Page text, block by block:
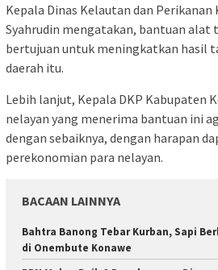
Kepala Dinas Kelautan dan Perikanan
Syahrudin mengatakan, bantuan alat
bertujuan untuk meningkatkan hasil
daerah itu.
Lebih lanjut, Kepala DKP Kabupaten
nelayan yang menerima bantuan ini
dengan sebaiknya, dengan harapan
perekonomian para nelayan.
BACAAN LAINNYA
Bahtra Banong Tebar Kurban, Sapi
di Onembute Konawe